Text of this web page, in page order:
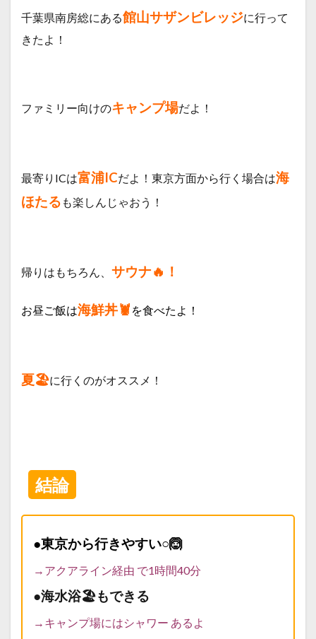
千葉県南房総にある館山サザンビレッジに行って
きたよ！
ファミリー向けのキャンプ場だよ！
最寄りICは富浦ICだよ！東京方面から行く場合は海
ほたる も楽しんじゃおう！
帰りはもちろん、 サウナ🔥！
お昼ご飯は海鮮丼🦞 を食べたよ！
夏🏖️に行くのがオススメ！
結論
●東京から行きやすい○🙆
→アクアライン経由 で1時間40分
●海水浴🏖️もできる
→キャンプ場にはシャワー あるよ